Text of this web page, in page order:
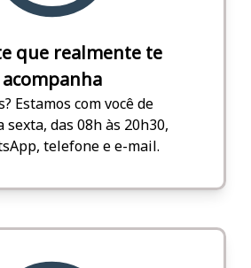
que realmente te
acompanha
Estamos com você de
sexta, das 08h às 20h30,
telefone e e-mail.